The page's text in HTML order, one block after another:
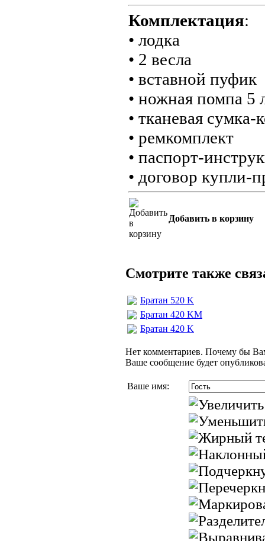
Комплектация:
• лодка
• 2 весла
• вставной пуфик
• ножная помпа 5
• тканевая сумка-
• ремкомплект
• паспорт-
• договор купли-
Добавить в корзину
Смотрите также
Братан 520 K
Братан 420 KМ
Братан 420 K
Нет комментариев. Почему бы
Ваше сообщение будет
Ваше имя: